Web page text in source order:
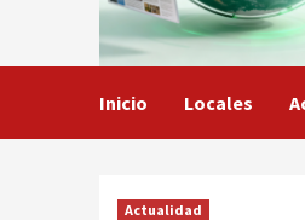
Inicio Locales
Actualidad